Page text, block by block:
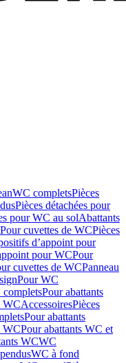
WC completsPièces
Pièces détachées pour
pour WC au solAbattants
Pour cuvettes de WCPièces
d’appoint pour
pour WCPour
cuvettes de WCPanneau
Pour WC
completsPour abattants
WCAccessoiresPièces
Pour abattants
WCPour abattants WC et
WCWC
WC à fond